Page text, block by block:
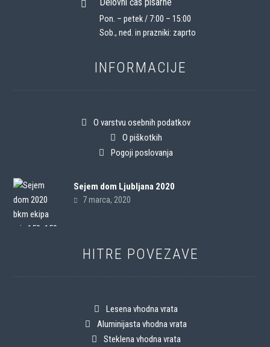
Pon. – petek / 7:00 – 15:00
Sob., ned. in prazniki: zaprto
INFORMACIJE
O varstvu osebnih podatkov
O piškotkih
Pogoji poslovanja
Sejem dom Ljubljana 2020
7 marca, 2020
HITRE POVEZAVE
Lesena vhodna vrata
Aluminijasta vhodna vrata
Steklena vhodna vrata